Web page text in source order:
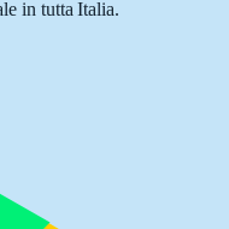
in tutta Italia.